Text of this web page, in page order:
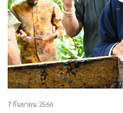
7 กันยายน 2566